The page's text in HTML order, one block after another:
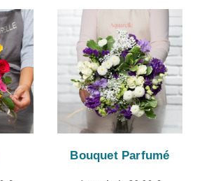
de le glisser dans un vase dédié à
est de vous envoyer la image de
puissiez vous assurer que le bouquet de
le destinataire sera identique à celui que
C’est alors qu’aura lieu sa livraison à
votre cadeau en joignant selon
personnalisé, ou une photo imprimée.
Bouquet Parfumé